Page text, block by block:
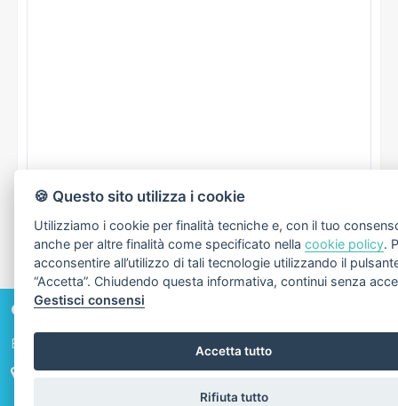
Indipendente
€ 385.000
CONTATTI
Effe Immobiliare
Viale Litoraneo 82
19038 Marinella di Sarzana (SP)
🍪 Questo sito utilizza i cookie
Utilizziamo i cookie per finalità tecniche e, con il tuo
anche per altre finalità come specificato nellacookie policy.
acconsentire all’utilizzo di tali tecnologie utilizzando il
“Accetta”. Chiudendo questa informativa, continui senza
Gestisci consensi
Accetta tutto
Rifiuta tutto